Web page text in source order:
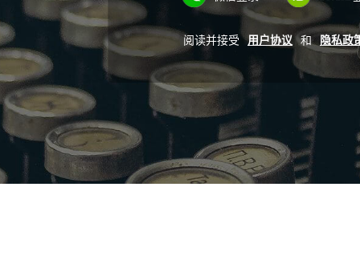
阅读并接受 用户协议 和 隐私政